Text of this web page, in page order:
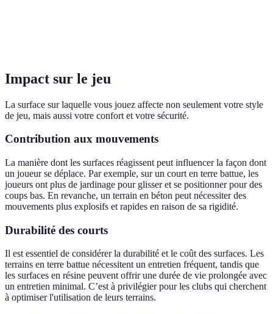
Impact sur le jeu
La surface sur laquelle vous jouez affecte non seulement votre style
de jeu, mais aussi votre confort et votre sécurité.
Contribution aux mouvements
La manière dont les surfaces réagissent peut influencer la façon dont
un joueur se déplace. Par exemple, sur un court en terre battue, les
joueurs ont plus de jardinage pour glisser et se positionner pour des
coups bas. En revanche, un terrain en béton peut nécessiter des
mouvements plus explosifs et rapides en raison de sa rigidité.
Durabilité des courts
Il est essentiel de considérer la durabilité et le coût des surfaces. Les
terrains en terre battue nécessitent un entretien fréquent, tandis que
les surfaces en résine peuvent offrir une durée de vie prolongée avec
un entretien minimal. C’est à privilégier pour les clubs qui cherchent
à optimiser l'utilisation de leurs terrains.